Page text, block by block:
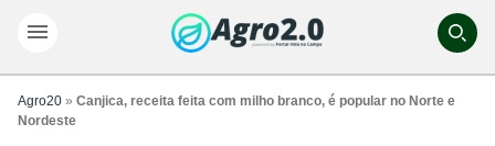
Agro20 » Canjica, receita feita com milho branco, é popular no Norte e
Nordeste